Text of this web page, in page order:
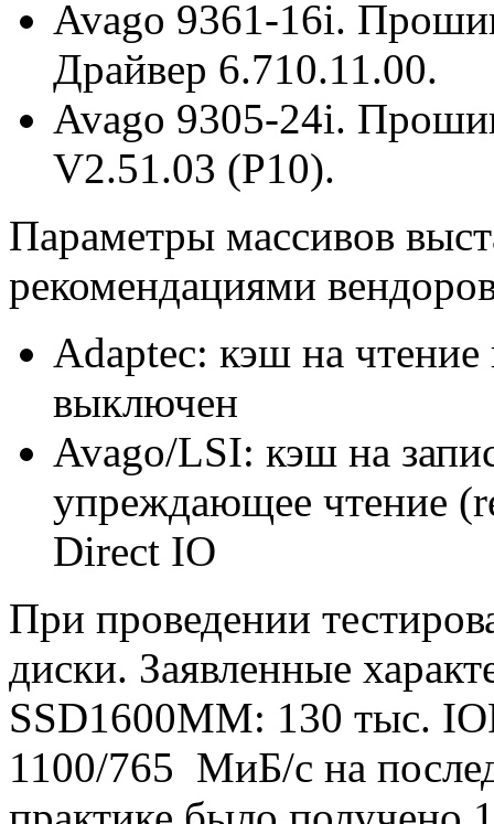
Avago 9361-16i.
Драйвер 6.710.11.00.
Avago 9305-24i.
V2.51.03 (P10).
Параметры массивов
рекомендациями
Adaptec: кэш на
выключен
Avago/LSI: кэш на
упреждающее чтение
Direct IO
При проведении
диски. Заявленные
SSD1600MM: 130 тыс.
1100/765 МиБ/с на